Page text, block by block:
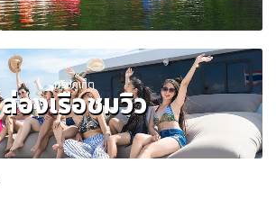
ทริปภูเก็ต
ล่องเรือชมวิว